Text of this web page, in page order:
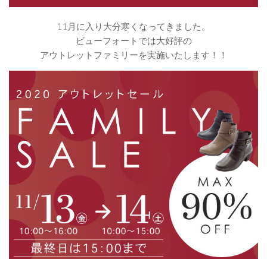
11月に入り大分寒くなってきました。
ビューフォートでは大好評の
アウトレットファミリーを実施いたします！！